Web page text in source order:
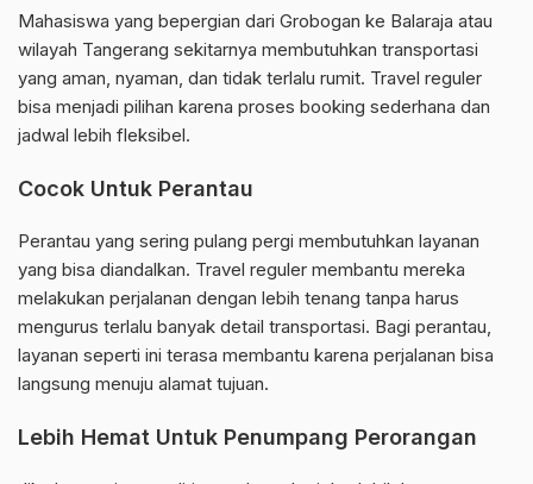
Mahasiswa yang bepergian dari Grobogan ke Balaraja atau
wilayah Tangerang sekitarnya membutuhkan transportasi
yang aman, nyaman, dan tidak terlalu rumit. Travel reguler
bisa menjadi pilihan karena proses booking sederhana dan
jadwal lebih fleksibel.
Cocok Untuk Perantau
Perantau yang sering pulang pergi membutuhkan layanan
yang bisa diandalkan. Travel reguler membantu mereka
melakukan perjalanan dengan lebih tenang tanpa harus
mengurus terlalu banyak detail transportasi. Bagi perantau,
layanan seperti ini terasa membantu karena perjalanan bisa
langsung menuju alamat tujuan.
Lebih Hemat Untuk Penumpang Perorangan